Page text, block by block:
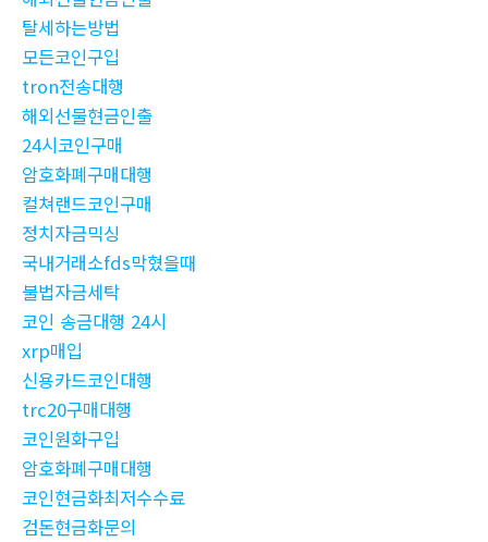
탈세하는방법
모든코인구입
tron전송대행
해외선물현금인출
24시코인구매
암호화폐구매대행
컬쳐랜드코인구매
정치자금믹싱
국내거래소fds막혔을때
불법자금세탁
코인 송금대행 24시
xrp매입
신용카드코인대행
trc20구매대행
코인원화구입
암호화폐구매대행
코인현금화최저수수료
검돈현금화문의